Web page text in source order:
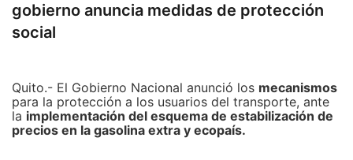
gobierno anuncia medidas de protección
social
Quito.- El Gobierno Nacional anunció los mecanismos
para la protección a los usuarios del transporte, ante
la implementación del esquema de estabilización de
precios en la gasolina extra y ecopaís.